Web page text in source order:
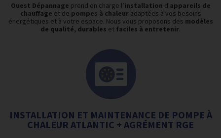
Ouest Dépannage prend en charge l’installation d'appareils de
chauffage et de pompes à chaleuradaptées à vos besoins
énergétiques et à votre espace. Nous vous proposons des modèles
de qualité, durables et faciles à entretenir.
INSTALLATION ET MAINTENANCE DE POMPE À
CHALEUR ATLANTIC + AGRÉMENT RGE